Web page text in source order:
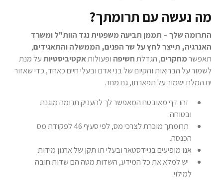
מה נעשה עם תרומתך?
התרומה שלך – תממן תביעה משפטית נגד הוות"ל ומשרד
האנרגיה, תייצר לחץ על שר הפנים, הממשלה והתאגידים,
תאפשרמחקרים, הגדלתחשיפה ופעולותאקטיביסטיותעל מנת
לשמור על הבריאות והקיום של בני אדם ובעלי חיים כאחד, כדי שאזור
ים המלח ישמור על תפארתו, גם מחר.
זהו דף מאובטח המאפשר לך להעניק תרומה מוגנת
ובטוחה.
תרומתך מוכרת לצרכי מס, לפי סעיף 46 לפקודת מס
הכנסה.
אנו מופיעים בגיידסטאר ובעלי תו תקן של ארגון מידות.
יש למלא את כל המידע, השדות מטה הם שדות חובה
למילוי.